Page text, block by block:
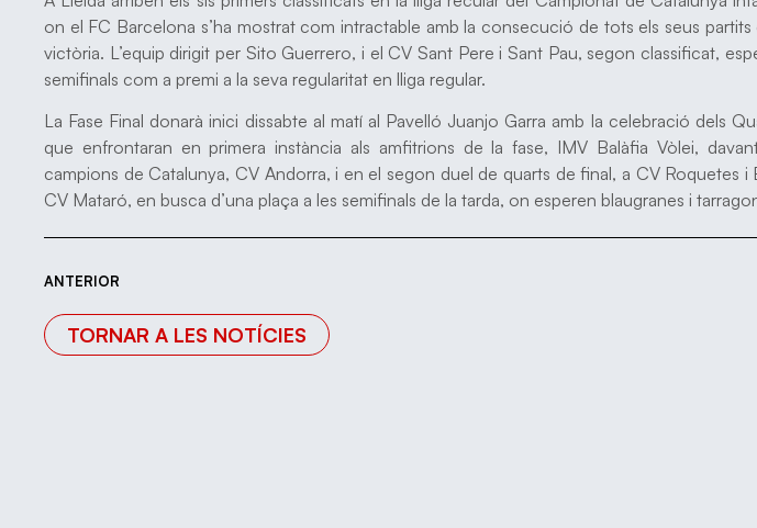
on el FC Barcelona s’ha mostrat com intractable amb la consecució de tots els seus partits
victòria. L’equip dirigit per Sito Guerrero, i el CV Sant Pere i Sant Pau, segon classificat,
semifinals com a premi a la seva regularitat en lliga regular.
La Fase Final donarà inici dissabte al matí al Pavelló Juanjo Garra amb la celebració dels
que enfrontaran en primera instància als amfitrions de la fase, IMV Balàfia Vòlei,
campions de Catalunya, CV Andorra, i en el segon duel de quarts de final, a CV Roquetes i
CV Mataró, en busca d’una plaça a les semifinals de la tarda, on esperen blaugranes i
ANTERIOR
TORNAR A LES NOTÍCIES